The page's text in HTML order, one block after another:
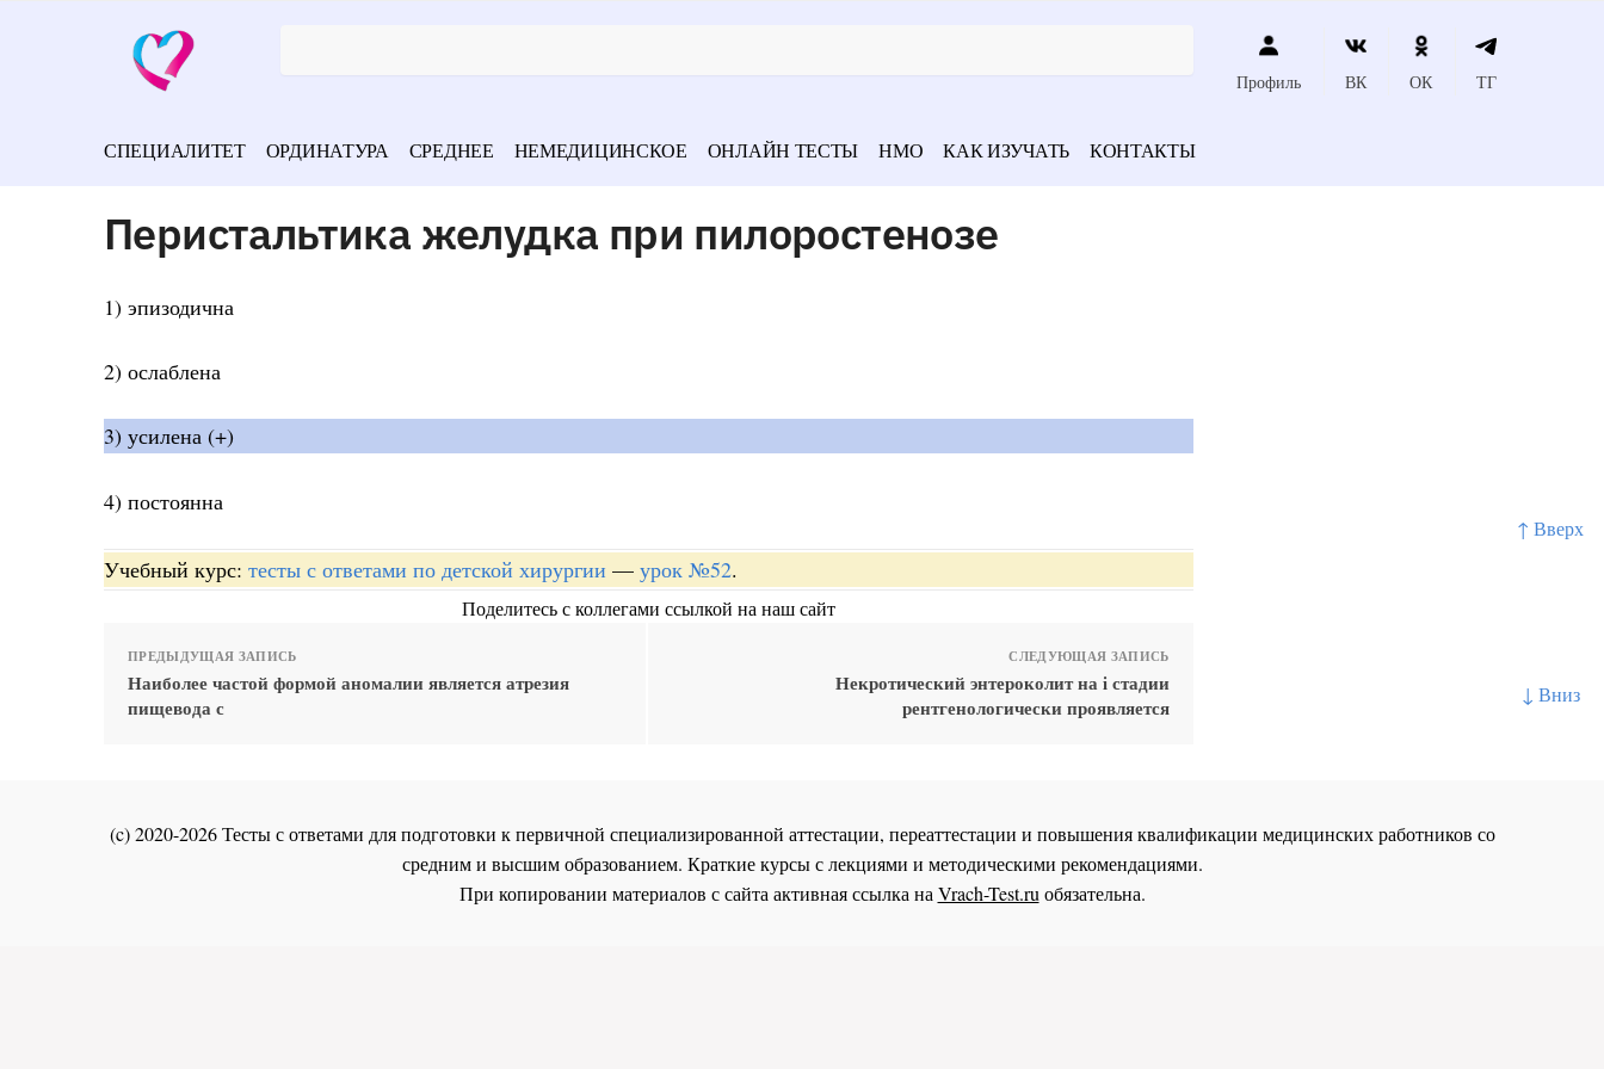
↑ Вверх
↓ Вниз
Профиль ВК ОК ТГ
СПЕЦИАЛИТЕТ ОРДИНАТУРА СРЕДНЕЕ НЕМЕДИЦИНСКОЕ ОНЛАЙН ТЕСТЫ НМО КАК ИЗУЧАТЬ КОНТАКТЫ
Перистальтика желудка при пилоростенозе
1) эпизодична
2) ослаблена
3) усилена (+)
4) постоянна
Учебный курс: тесты с ответами по детской хирургии — урок №52.
Поделитесь с коллегами ссылкой на наш сайт
ПРЕДЫДУЩАЯ ЗАПИСЬ
Наиболее частой формой аномалии является атрезия
пищевода с
СЛЕДУЮЩАЯ ЗАПИСЬ
Некротический энтероколит на i стадии
рентгенологически проявляется
(c) 2020-2026 Тесты с ответами для подготовки к первичной специализированной аттестации, переаттестации и повышения квалификации медицинских работников со
средним и высшим образованием. Краткие курсы с лекциями и методическими рекомендациями.
При копировании материалов с сайта активная ссылка наVrach-Test.ruобязательна.